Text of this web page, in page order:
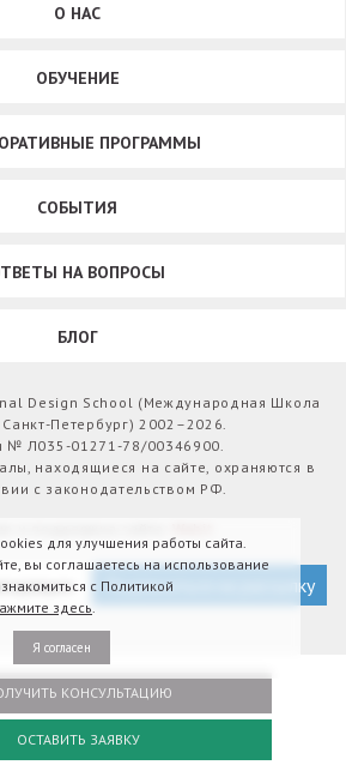
О НАС
ОБУЧЕНИЕ
ПРОГРАММЫ
СОБЫТИЯ
НА ВОПРОСЫ
БЛОГ
Design School (Международная Школа
Петербург) 2002–2026.
№ Л035-01271-78/00346900.
находящиеся на сайте, охраняются в
с законодательством РФ.
Подписаться на рассылку
КОНСУЛЬТАЦИЮ
ОСТАВИТЬ ЗАЯВКУ
для улучшения работы сайта.
вы соглашаетесь на использование
с Политикой
здесь.
Я согласен